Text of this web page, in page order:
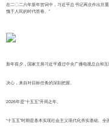
在二〇二六年新年贺词中，习近平总书记再次作出庄
愧于人民的时代答卷。”
新年前夕，国家主席习近平通过中央广播电视总台和
决心，来自对目标任务的深刻把握。
2026年是“十五五”开局之年。
“十五五”时期是基本实现社会主义现代化夯实基础、